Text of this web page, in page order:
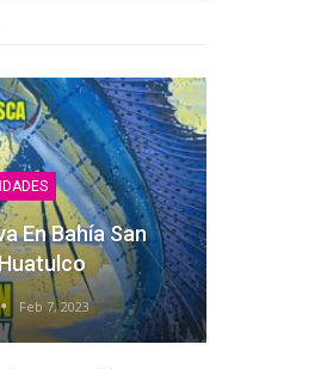
En Bahía San
Feb 7, 2023